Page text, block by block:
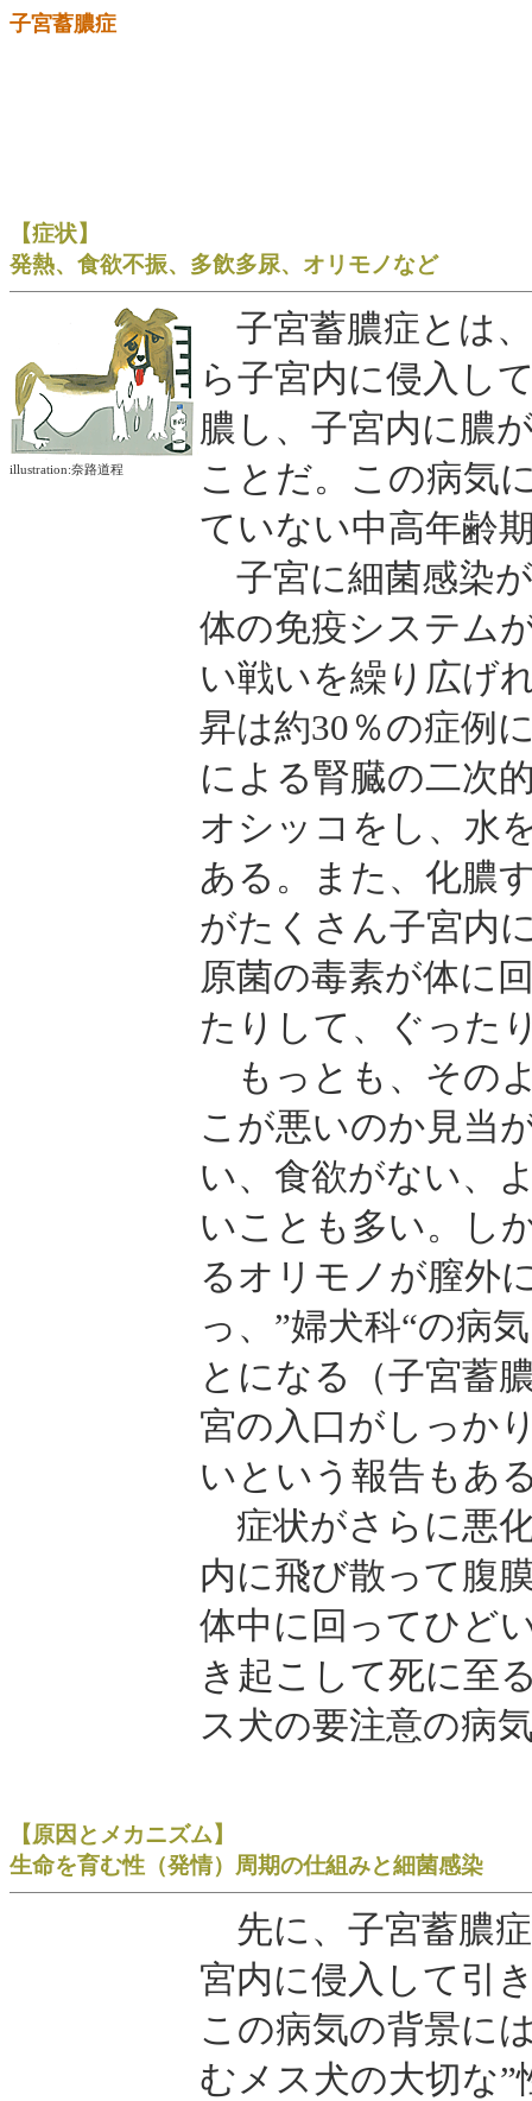
子宮蓄膿症
【症状】
発熱、食欲不振、多飲多尿、オリモノなど
illustration:奈路道程
子宮蓄膿症とは
ら子宮内に侵入し
膿し、子宮内に膿
ことだ。この病気
ていない中高年齢
子宮に細菌感染
体の免疫システム
い戦いを繰り広げ
昇は約30％の症例
による腎臓の二次
オシッコをし、水
ある。また、化膿
がたくさん子宮内
原菌の毒素が体に
たりして、ぐった
もっとも、その
こが悪いのか見当
い、食欲がない、
いことも多い。し
るオリモノが膣外
っ、”婦犬科“の病
とになる（子宮蓄
宮の入口がしっか
いという報告もあ
症状がさらに悪
内に飛び散って腹
体中に回ってひど
き起こして死に至
ス犬の要注意の病
【原因とメカニズム】
生命を育む性（発情）周期の仕組みと細菌感染
先に、子宮蓄膿
宮内に侵入して引
この病気の背景に
むメス犬の大切な